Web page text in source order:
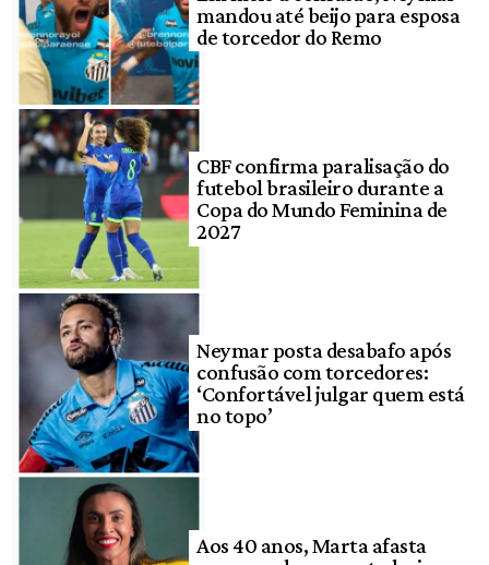
mandou até beijo para esposa
de torcedor do Remo
CBF confirma paralisação do
futebol brasileiro durante a
Copa do Mundo Feminina de
2027
Neymar posta desabafo após
confusão com torcedores:
‘Confortável julgar quem está
no topo’
Aos 40 anos, Marta afasta